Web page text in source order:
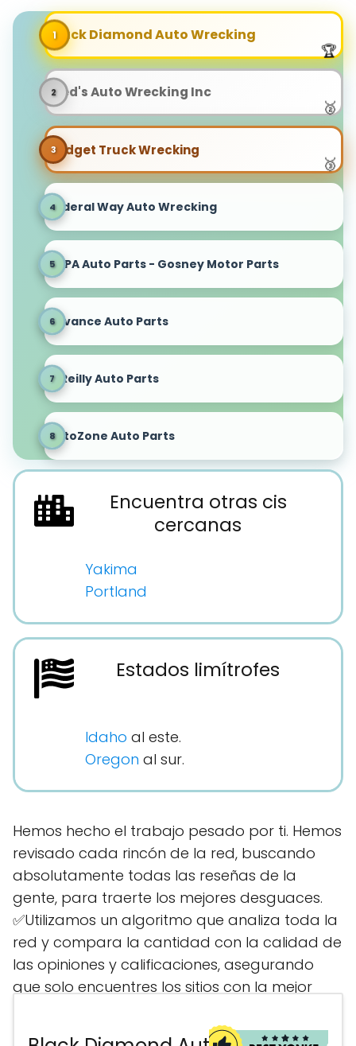
Black Diamond Auto Wrecking
Fred's Auto Wrecking Inc
Budget Truck Wrecking
Federal Way Auto Wrecking
NAPA Auto Parts - Gosney Motor Parts
Advance Auto Parts
O'Reilly Auto Parts
AutoZone Auto Parts
Encuentra otras cis
cercanas
Yakima
Portland
Estados limítrofes
Idaho al este.
Oregon al sur.
Hemos hecho el trabajo pesado por ti. Hemos
revisado cada rincón de la red, buscando
absolutamente todas las reseñas de la
gente, para traerte los mejores desguaces.
✅Utilizamos un algoritmo que analiza toda la
red y compara la cantidad con la calidad de
las opiniones y calificaciones, asegurando
que solo encuentres los sitios con la mejor
más cercana para comprar tus piezas